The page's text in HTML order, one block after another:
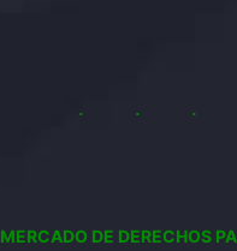
MERCADO DE DERECHOS